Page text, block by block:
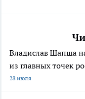
Владислав Шапша
из главных точек
28 июля